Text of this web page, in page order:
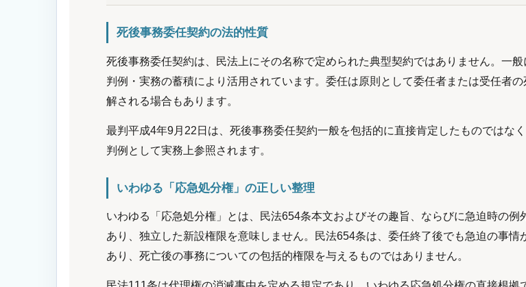
死後事務委任契約の法的性質
死後事務委任契約は、民法上にその名称で定められた典型契約ではありません。一
判例・実務の蓄積により活用されています。委任は原則として委任者または受任者
解される場合もあります。
最判平成4年9月22日は、死後事務委任契約一般を包括的に直接肯定したものではな
判例として実務上参照されます。
いわゆる「応急処分権」の正しい整理
いわゆる「応急処分権」とは、民法654条本文およびその趣旨、ならびに急迫時の
あり、独立した新設権限を意味しません。民法654条は、委任終了後でも急迫の事
あり、死亡後の事務についての包括的権限を与えるものではありません。